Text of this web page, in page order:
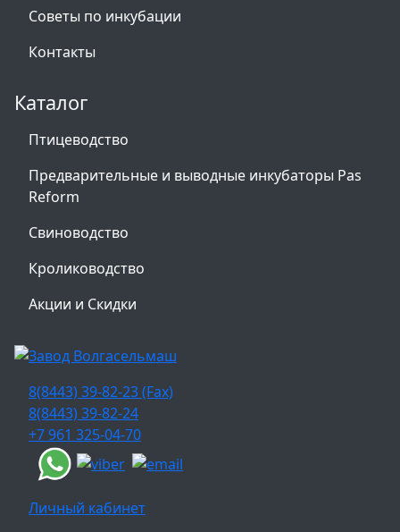
Советы по инкубации
Контакты
Каталог
Птицеводство
Предварительные и выводные инкубаторы Pas
Reform
Свиноводство
Кролиководство
Акции и Скидки
8(8443) 39-82-23 (Fax)
8(8443) 39-82-24
+7 961 325-04-70
Личный кабинет